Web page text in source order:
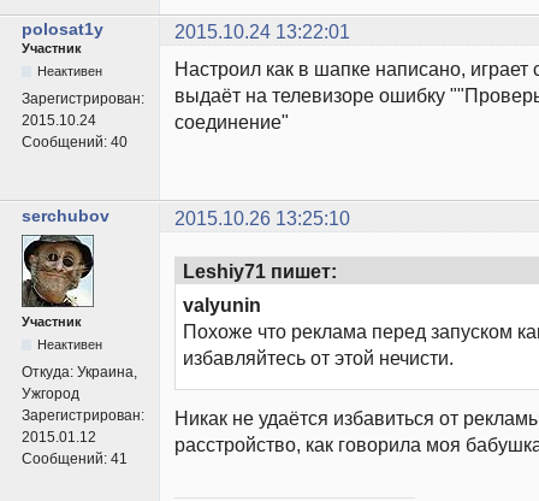
polosat1y 2015.10.24 13:22:01
Участник
Неактивен
Зарегистрирован:
2015.10.24
Сообщений: 40
Настроил как в шапке написано, играет
выдаёт на телевизоре ошибку
соединение"
serchubov 2015.10.26 13:25:10
Участник
Неактивен
Откуда: Украина,
Ужгород
Зарегистрирован:
2015.01.12
Сообщений: 41
Leshiy71 пишет:
valyunin
Похоже что реклама перед запуском
избавляйтесь от этой нечисти.
Никак не удаётся избавиться от
расстройство, как говорила моя